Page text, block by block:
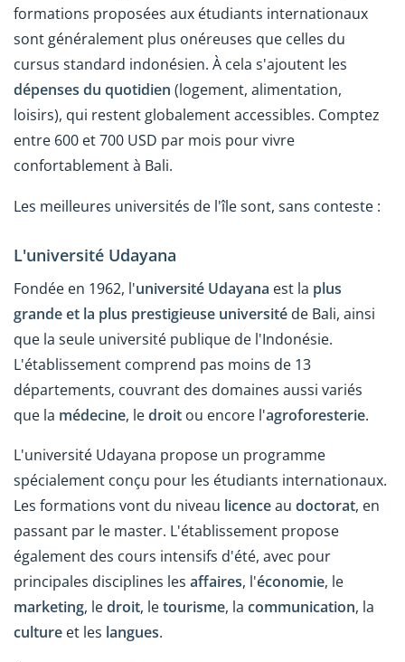
formations proposées aux étudiants internationaux
sont généralement plus onéreuses que celles du
cursus standard indonésien. À cela s'ajoutent les
dépenses du quotidien (logement, alimentation,
loisirs), qui restent globalement accessibles. Comptez
entre 600 et 700 USD par mois pour vivre
confortablement à Bali.
Les meilleures universités de l'île sont, sans conteste :
L'université Udayana
Fondée en 1962, l'université Udayana est la plus
grande et la plus prestigieuse université de Bali, ainsi
que la seule université publique de l'Indonésie.
L'établissement comprend pas moins de 13
départements, couvrant des domaines aussi variés
que la médecine, ledroit ou encore l'agroforesterie.
L'université Udayana propose un programme
spécialement conçu pour les étudiants internationaux.
Les formations vont du niveau licenceau doctorat, en
passant par le master. L'établissement propose
également des cours intensifs d'été, avec pour
principales disciplines les affaires, l'économie, le
marketing, ledroit, letourisme, la communication, la
culture et les langues.